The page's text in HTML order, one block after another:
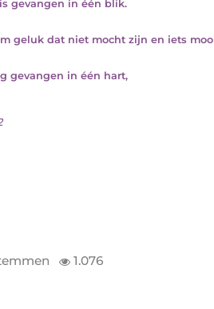
gevangen in één blik.
geluk dat niet mocht zijn en iets
gevangen in één hart,
1.076